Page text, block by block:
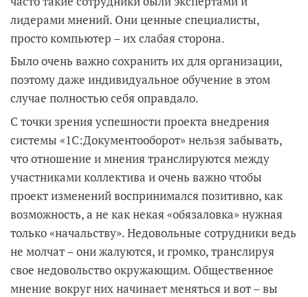
лидерами мнений. Они ценные специалисты,
просто компьютер – их слабая сторона.
Было очень важно сохранить их для организации,
поэтому даже индивидуальное обучение в этом
случае полностью себя оправдало.
С точки зрения успешности проекта внедрения
системы «1С:Документооборот» нельзя забывать,
что отношение и мнения транслируются между
участниками коллектива и очень важно чтобы
проект изменений воспринимался позитивно, как
возможность, а не как некая «обязаловка» нужная
только «начальству». Недовольные сотрудники ведь
не молчат – они жалуются, и громко, транслируя
свое недовольство окружающим. Общественное
мнение вокруг них начинает меняться и вот – вы